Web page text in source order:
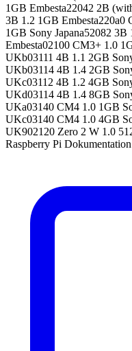
1GB Embesta22042 2B
3B 1.2 1GB Embesta220a0
1GB Sony Japana52082
Embesta02100 CM3+ 1.0
UKb03111 4B 1.1 2GB
UKb03114 4B 1.4 2GB
UKc03112 4B 1.2 4GB
UKd03114 4B 1.4 8GB
UKa03140 CM4 1.0 1GB
UKc03140 CM4 1.0 4GB
UK902120 Zero 2 W 1.0
Raspberry Pi Dokumentation